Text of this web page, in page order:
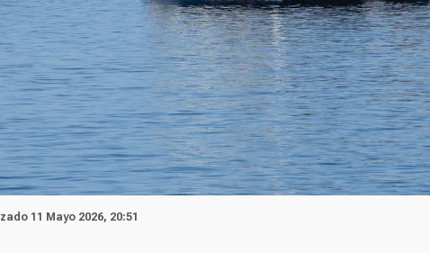
11 Mayo 2026, 20:51